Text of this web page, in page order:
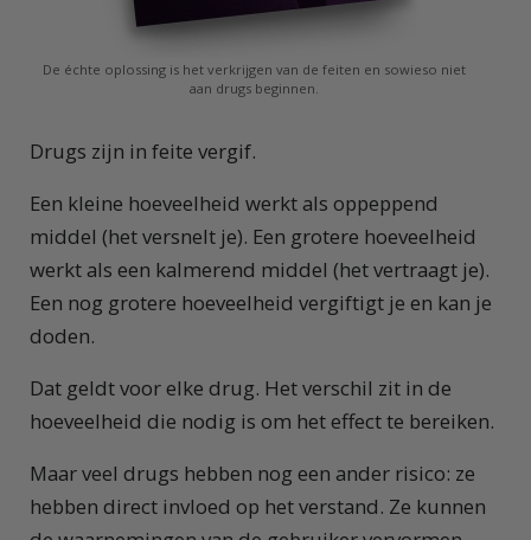
De échte oplossing is het verkrijgen van de feiten en sowieso niet
aan drugs beginnen.
Drugs zijn in feite vergif.
Een kleine hoeveelheid werkt als oppeppend
middel (het versnelt je). Een grotere hoeveelheid
werkt als een kalmerend middel (het vertraagt je).
Een nog grotere hoeveelheid vergiftigt je en kan je
doden.
Dat geldt voor elke drug. Het verschil zit in de
hoeveelheid die nodig is om het effect te bereiken.
Maar veel drugs hebben nog een ander risico: ze
hebben direct invloed op het verstand. Ze kunnen